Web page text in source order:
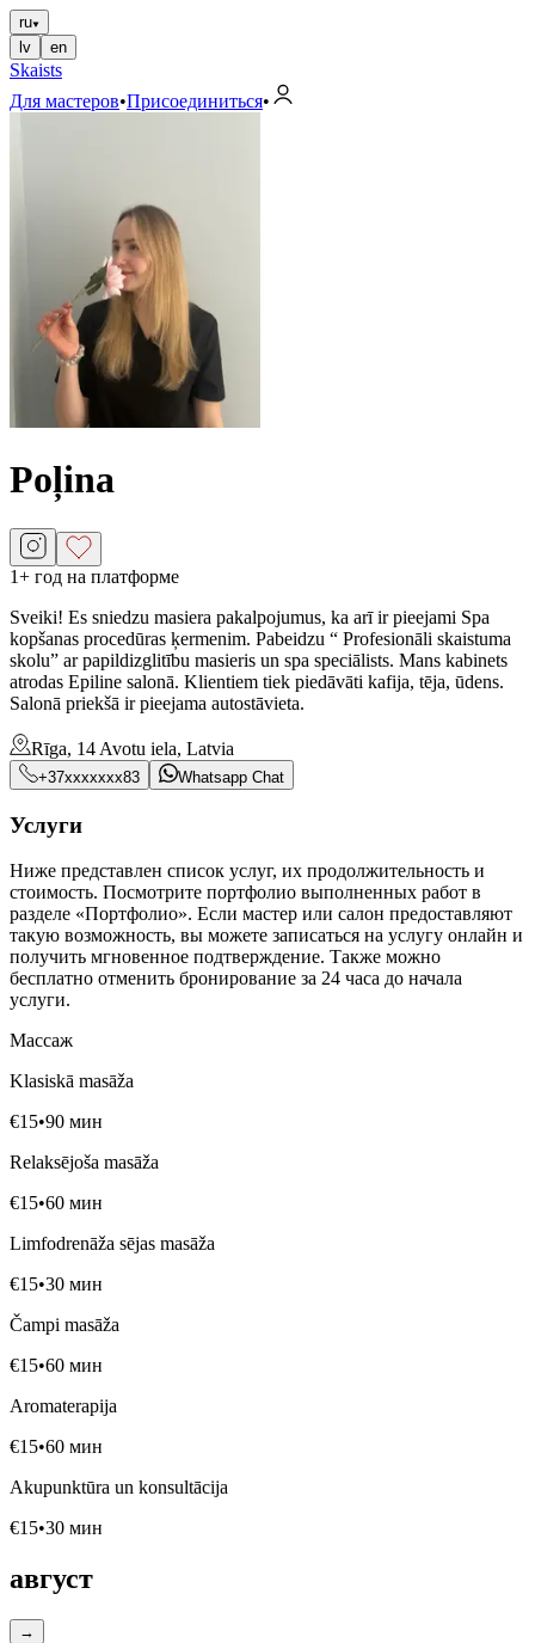
ru
lv
en
Skaists
Для мастеров•Присоединиться•
Poļina
1+ год на платформе
Sveiki! Es sniedzu masiera pakalpojumus, ka arī ir pieejami Spa
kopšanas procedūras ķermenim. Pabeidzu “ Profesionāli skaistuma
skolu” ar papildizglitību masieris un spa speciālists. Mans kabinets
atrodas Epiline salonā. Klientiem tiek piedāvāti kafija, tēja, ūdens.
Salonā priekšā ir pieejama autostāvieta.
Rīga, 14 Avotu iela, Latvia
+37xxxxxxx83 Whatsapp Chat
Услуги
Ниже представлен список услуг, их продолжительность и
стоимость. Посмотрите портфолио выполненных работ в
разделе «Портфолио». Если мастер или салон предоставляют
такую возможность, вы можете записаться на услугу онлайн и
получить мгновенное подтверждение. Также можно
бесплатно отменить бронирование за 24 часа до начала
услуги.
Массаж
Klasiskā masāža
€15•90 мин
Relaksējoša masāža
€15•60 мин
Limfodrenāža sējas masāža
€15•30 мин
Čampi masāža
€15•60 мин
Aromaterapija
€15•60 мин
Akupunktūra un konsultācija
€15•30 мин
август
→